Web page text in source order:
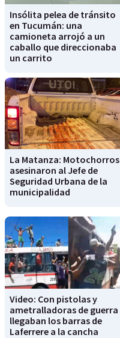
Insólita pelea de tránsito
en Tucumán: una
camioneta arrojó a un
caballo que direccionaba
un carrito
La Matanza: Motochorros
asesinaron al Jefe de
Seguridad Urbana de la
municipalidad
Video: Con pistolas y
ametralladoras de guerra
llegaban los barras de
Laferrere a la cancha